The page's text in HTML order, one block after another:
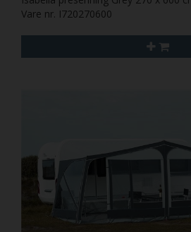
Vare nr. I720270600